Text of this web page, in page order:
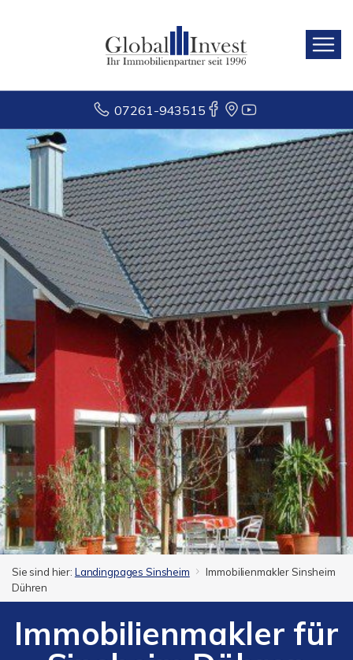
07261-943515
Sie sind hier: Landingpages Sinsheim
Immobilienmakler Sinsheim
Dühren
Immobilienmakler für